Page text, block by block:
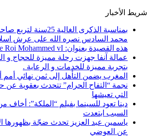
شريط الأخبار
بمناسبة الذكرى الغالية
محمد السادس نصره الله على عرش
هذه القصيدة بعنوان: Mon fidèle Roi Mohammed vI
عمالة آنفا جهزت رحلة مميزة للحجاج و
بتجربة مميزة للخدمات و الرعاية .
المغرب يضمن التأهل إلى ثمن نهائي أمم
نجمة “التفاح الحرام” تتحدث بعقوية عن
التي تعيشها
دينا تعود للسينما بفيلم “الملكة”: أخاف
السبب ابتعدت
ياسمين عبد العزيز تحدث ضجّة بظهورها
عن العوضي